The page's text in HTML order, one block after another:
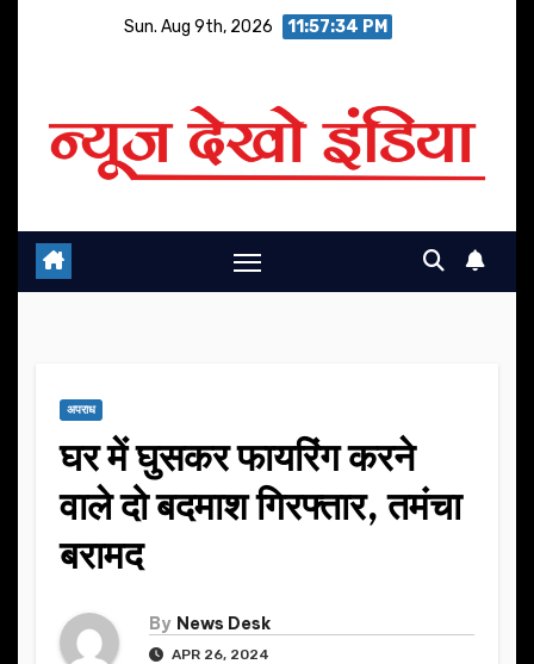
Sun. Aug 9th, 2026 11:57:35 PM
अपराध
घर में घुसकर फायरिंग करने
वाले दो बदमाश गिरफ्तार, तमंचा
बरामद
By News Desk
APR 26, 2024